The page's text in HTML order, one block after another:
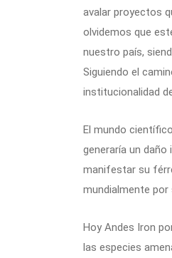
avalar proyectos
olvidemos que
nuestro país,
Siguiendo el
institucionalidad
El mundo
generaría un
manifestar su
mundialmente por
Hoy Andes Iron
las especies